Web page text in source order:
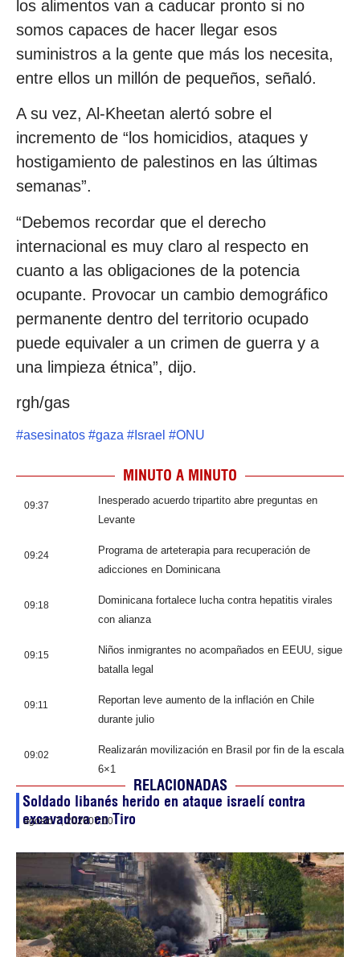
los alimentos van a caducar pronto si no
somos capaces de hacer llegar esos
suministros a la gente que más los necesita,
entre ellos un millón de pequeños, señaló.
A su vez, Al-Kheetan alertó sobre el
incremento de “los homicidios, ataques y
hostigamiento de palestinos en las últimas
semanas”.
“Debemos recordar que el derecho
internacional es muy claro al respecto en
cuanto a las obligaciones de la potencia
ocupante. Provocar un cambio demográfico
permanente dentro del territorio ocupado
puede equivaler a un crimen de guerra y a
una limpieza étnica”, dijo.
rgh/gas
#asesinatos #gaza # Israel #ONU
MINUTO A MINUTO
09:37
Inesperado acuerdo tripartito abre preguntas en
Levante
09:24
Programa de arteterapia para recuperación de
adicciones en Dominicana
09:18
Dominicana fortalece lucha contra hepatitis virales
con alianza
09:15
Niños inmigrantes no acompañados en EEUU, sigue
batalla legal
09:11
Reportan leve aumento de la inflación en Chile
durante julio
09:02
Realizarán movilización en Brasil por fin de la escala
6×1
RELACIONADAS
Soldado libanés herido en ataque israelí contra
excavadora en Tiro
agosto 7, 202607:00